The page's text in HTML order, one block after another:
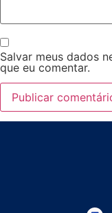
Salvar meus dados
que eu comentar.